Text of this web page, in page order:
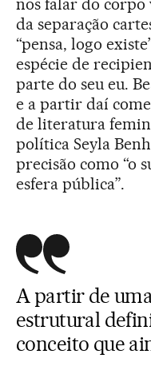
nos falar do corpo
da separação
“pensa, logo
espécie de
parte do seu eu.
e a partir daí
de literatura
política Seyla
precisão como “o
esfera pública”.
A partir de
estrutural
conceito que